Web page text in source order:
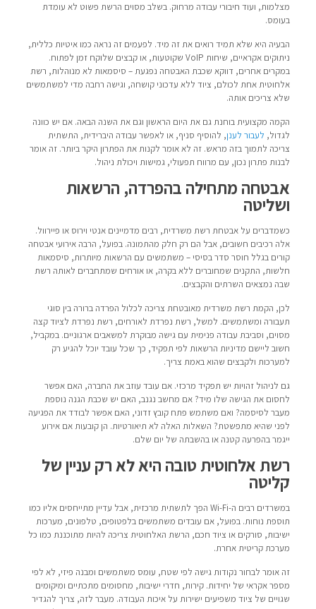
מצלמות, ועוד חיבורי עבודה מרחוק. בשלב מסוים הרשת פשוט לא עומדת
בעומס.
הבעיה היא שלא תמיד רואים את זה מיד. לפעמים זה נראה כמו איטיות כללית,
ניתוקים אקראיים, שיחות VoIP שקוטעות, או קבצים שלוקח זמן לפתוח.
במקרים אחרים, דווקא שכבת האבטחה נפגעת – סיסמאות לא מנוהלות, רשת
אלחוטית אחת לכולם, ציוד ללא עדכוני קושחה, וגישה רחבה מדי למשתמשים
שלא צריכים אותה.
הקמה מקצועית בוחנת גם את היום הראשון וגם את השנה הבאה. אם יש כוונה
לגדול, לעבור לענן, להוסיף סניף, או לאפשר עבודה היברידית, התשתית
צריכה לתמוך בזה מראש. זה לא אומר לקנות את הפתרון היקר ביותר. זה אומר
לבנות פתרון נכון, עם מרווח תפעולי, גמישות ויכולת ניהול.
אבטחה מתחילה בהפרדה, הרשאות
ושליטה
כשמדברים על אבטחת רשת משרדית, רבים מדמיינים אנטי וירוס או פיירוול.
אלה רכיבים חשובים, אבל הם רק חלק מהתמונה. בפועל, הרבה אירועי אבטחה
קורים בגלל חוסר סדר בסיסי – משתמשים עם הרשאות מיותרות, סיסמאות
חלשות, התקנים שמחוברים ללא בקרה, או אורחים שמתחברים לאותה רשת
שבה נמצאים השרתים והקבצים.
לכן, הקמת רשת משרדית מאובטחת צריכה לכלול הפרדה ברורה בין סוגי
תעבורה ומשתמשים. למשל, רשת נפרדת לאורחים, רשת נפרדת לציוד קצה
מסוים, וסביבת עבודה פנימית עם גישה מבוקרת למשאבים ארגוניים. במקביל,
חשוב ליישם מדיניות הרשאות לפי תפקיד, כך שכל עובד יוכל להגיע רק
למערכות ולקבצים שהוא באמת צריך.
גם לניהול זהויות יש תפקיד מרכזי. אם עובד עוזב את החברה, האם אפשר
לחסום את הגישה שלו מיד? אם מחשב נגנב, האם יש שכבת הגנה נוספת
מעבר לסיסמה? ואם משתמש פתח קובץ זדוני, האם אפשר לבודד את הפגיעה
לפני שהיא מתפשטת? השאלות האלה לא תיאורטיות. הן קובעות אם אירוע
ייגמר בהפרעה קטנה או בהשבתה של יום שלם.
רשת אלחוטית טובה היא לא רק עניין של
קליטה
במשרדים רבים ה-Wi-Fi הפך לתשתית מרכזית, אבל עדיין מתייחסים אליו כמו
תוספת נוחות. בפועל, אם עובדים משתמשים בלפטופים, טלפונים, מערכות
ישיבות, סורקים או ציוד חכם, הרשת האלחוטית צריכה להיות מתוכננת כמו כל
מערכת קריטית אחרת.
זה אומר לבחור נקודות גישה לפי שטח, עומס משתמשים ומבנה פיזי, לא לפי
מספר אקראי של יחידות. קירות, חדרי ישיבות, מחסומים מתכתיים ומיקומים
שגויים של ציוד משפיעים ישירות על איכות העבודה. מעבר לזה, צריך להגדיר